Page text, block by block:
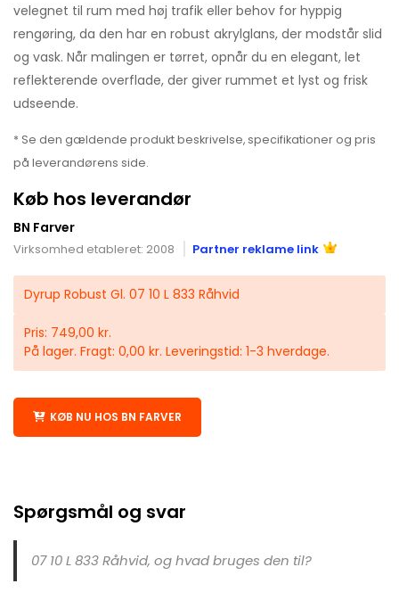
velegnet til rum med høj trafik eller behov for hyppig
rengøring, da den har en robust akrylglans, der modstår slid
og vask. Når malingen er tørret, opnår du en elegant, let
reflekterende overflade, der giver rummet et lyst og frisk
udseende.
* Se den gældende produkt beskrivelse, specifikationer og pris
på leverandørens side.
Køb hos leverandør
BN Farver
Virksomhed etableret: 2008 Partner reklame link
Dyrup Robust Gl. 07 10 L 833 Råhvid
Pris: 749,00 kr.
På lager. Fragt: 0,00 kr. Leveringstid: 1-3 hverdage.
KØB NU HOS BN FARVER
Spørgsmål og svar
07 10 L 833 Råhvid, og hvad bruges den til?